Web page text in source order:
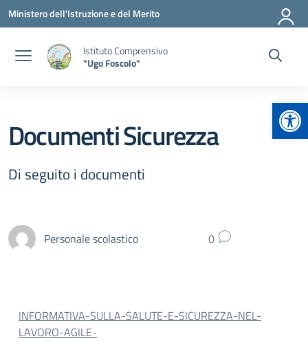
Vai ai contenuti
Vai al menu di navigazione
Vai al footer
Ministero dell'Istruzione e del Merito
Istituto Comprensivo
"Ugo Foscolo"
Documenti Sicurezza
Di seguito i documenti
Personale scolastico 0
INFORMATIVA-SULLA-SALUTE-E-SICUREZZA-NEL-
LAVORO-AGILE-